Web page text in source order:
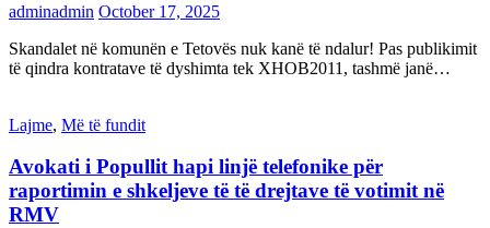
adminadmin October 17, 2025
Skandalet në komunën e Tetovës nuk kanë të ndalur! Pas publikimit
të qindra kontratave të dyshimta tek XHOB2011, tashmë janë…
Lajme, Më të fundit
Avokati i Popullit hapi linjë telefonike për
raportimin e shkeljeve të të drejtave të votimit në
RMV